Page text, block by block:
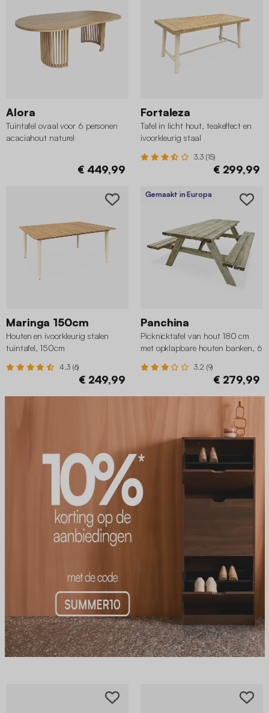
Alora
Tuintafel ovaal voor 6 personen
acaciahout naturel
€ 449,99
Fortaleza
Tafel in licht hout, teakeffect en
ivoorkleurig staal
3.3 (15)
€ 299,99
Maringa 150cm
Houten en ivoorkleurig stalen
tuintafel, 150cm
4.3 (6)
€ 249,99
Gemaakt in Europa
Panchina
Picknicktafel van hout 180 cm
met opklapbare houten banken, 6
gecertificeerd
3.2 (9)
€ 279,99